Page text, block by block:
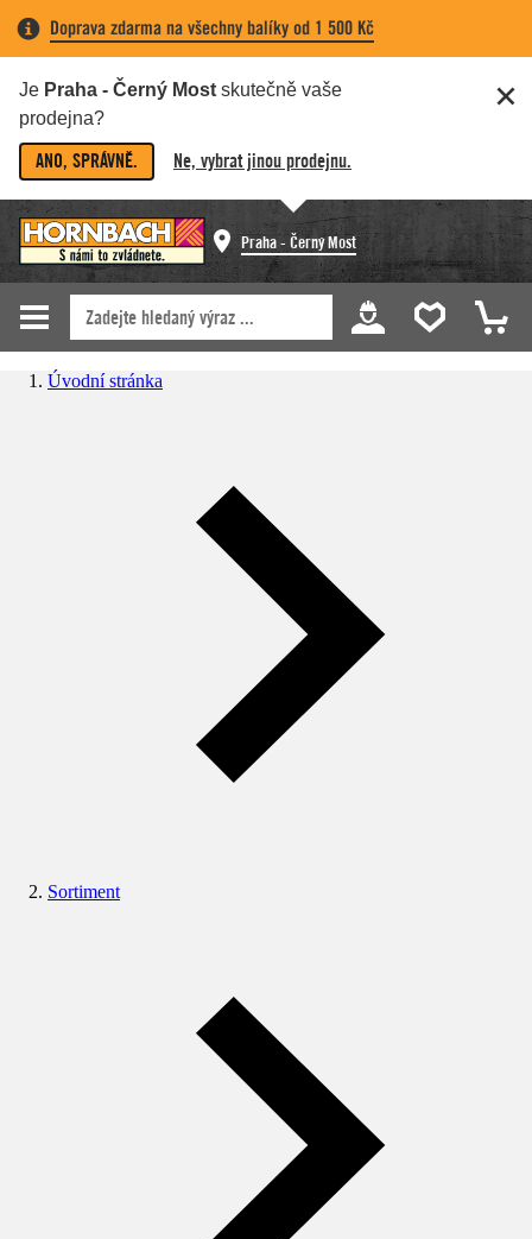
Doprava zdarma na všechny balíky od 1 500 Kč
Je Praha - Černý Most skutečně vaše
prodejna?
ANO, SPRÁVNĚ. Ne, vybrat jinou prodejnu.
Praha - Černý Most
Úvodní stránka
Sortiment